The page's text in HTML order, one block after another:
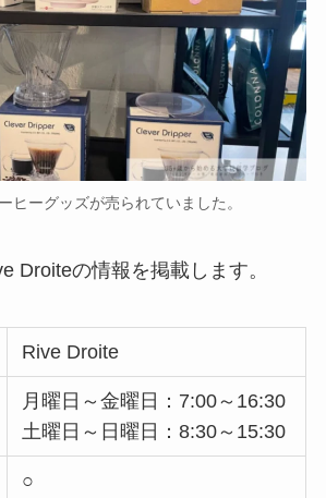
ヒーグッズが売られていました。
Droiteの情報を掲載します。
Rive Droite
月曜日～金曜日：7:00～16:30
土曜日～日曜日：8:30～15:30
○